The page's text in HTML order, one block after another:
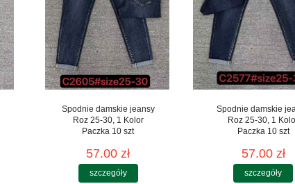
Spodnie damskie jeansy
Roz 25-30, 1 Kolor
Paczka 10 szt
57.00 zł
szczegóły
Spodnie damskie
Roz 25-30, 1
Paczka 10 szt
57.00 zł
szczegóły